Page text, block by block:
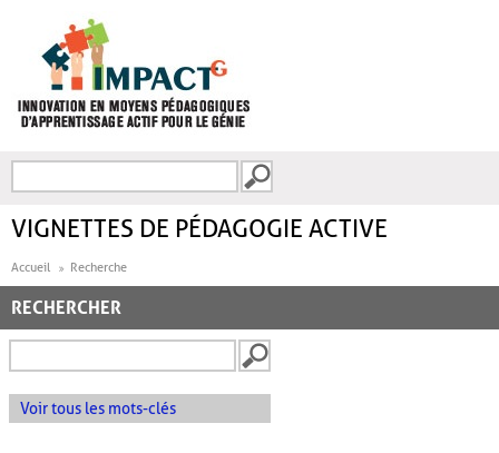
FORMULAIRE DE
VIGNETTES DE PÉDAGOGIE ACTIVE
Accueil Recherche
RECHERCHER
Voir tous les mots-clés